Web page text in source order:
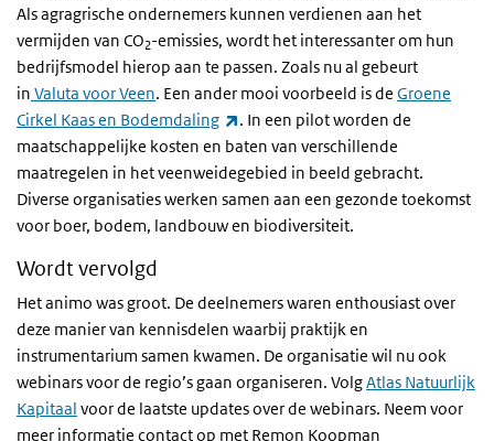
Als agragrische ondernemers kunnen verdienen aan het
vermijden van CO2-emissies, wordt het interessanter om hun
bedrijfsmodel hierop aan te passen. Zoals nu al gebeurt
in Valuta voor Veen. Een ander mooi voorbeeld is de Groene
Cirkel Kaas en Bodemdaling
(externe link)
. In een pilot worden de
maatschappelijke kosten en baten van verschillende
maatregelen in het veenweidegebied in beeld gebracht.
Diverse organisaties werken samen aan een gezonde toekomst
voor boer, bodem, landbouw en biodiversiteit.
Wordt vervolgd
Het animo was groot. De deelnemers waren enthousiast over
deze manier van kennisdelen waarbij praktijk en
instrumentarium samen kwamen. De organisatie wil nu ook
webinars voor de regio’s gaan organiseren. VolgAtlas Natuurlijk
Kapitaal voor de laatste updates over de webinars. Neem voor
meer informatie contact op met Remon Koopman